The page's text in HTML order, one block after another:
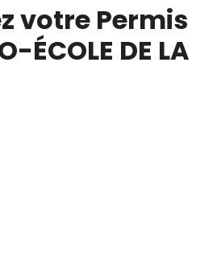
votre Permis
ÉCOLE DE LA